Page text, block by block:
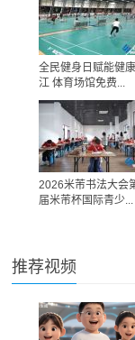
全民健身日赋能健
江 体育场馆免费...
2026米芾书法大会
届米芾杯国际青少...
推荐视频